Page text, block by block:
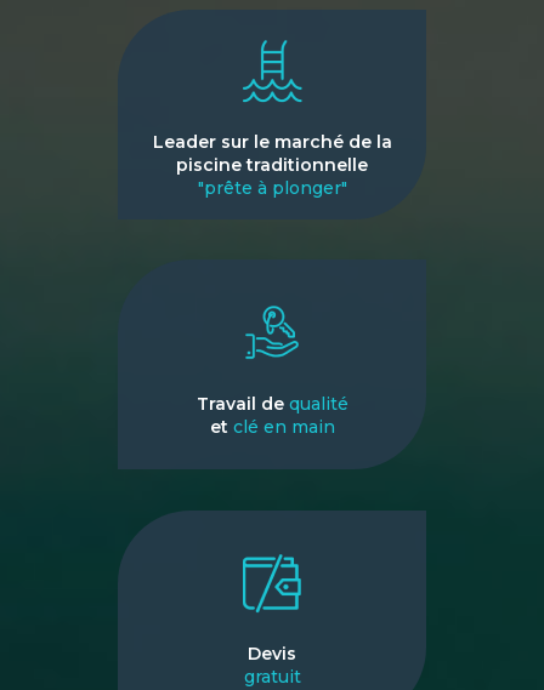
Leader sur le marché de la
piscine traditionnelle
"prête à plonger"
Travail de qualité
et clé en main
Devis
gratuit